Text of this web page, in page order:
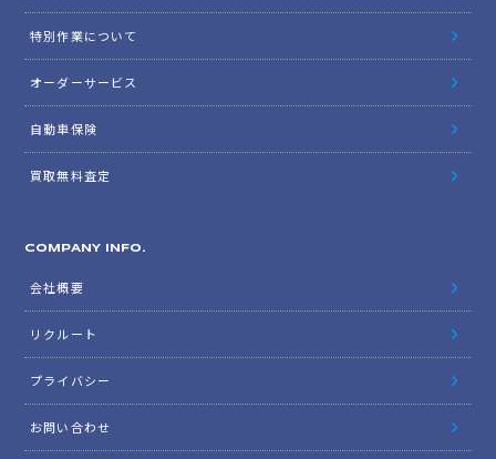
特別作業について
オーダーサービス
自動車保険
買取無料査定
COMPANY INFO.
会社概要
リクルート
プライバシー
お問い合わせ